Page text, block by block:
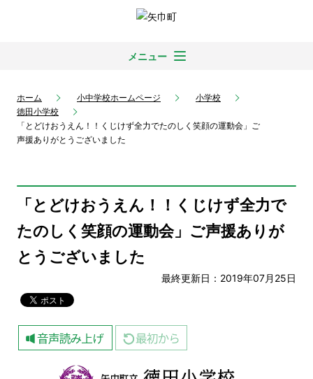
メニュー
ホーム 小中学校ホームページ
小学校
徳田小学校
「とどけおうえん！！くじけず全力でたのしく笑顔の運動会」ご
声援ありがとうございました
「とどけおうえん！！くじけず全力で
たのしく笑顔の運動会」ご声援ありが
とうございました
最終更新日：2019年07月25日